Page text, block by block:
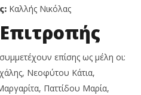
Καλλής Νικόλας
επίσης ως μέλη οι:
Νεοφύτου Κάτια,
Παττίδου Μαρία,